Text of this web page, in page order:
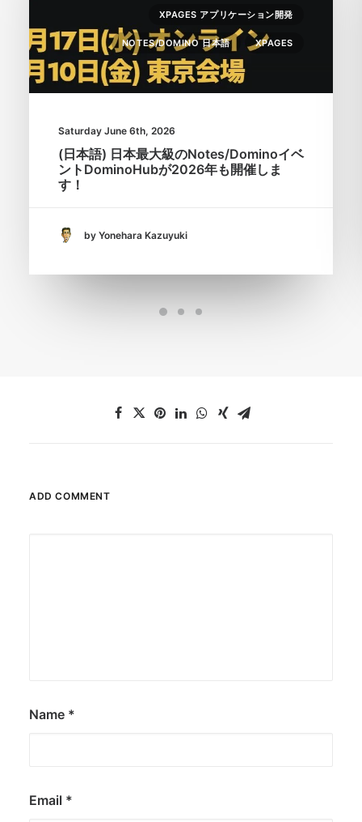
XPAGES アプリケーション開発
NOTES/DOMINO 日本語 XPAGES
Saturday June 6th, 2026
(日本語) 日本最大級のNotes/Dominoイベ
ントDominoHubが2026年も開催しま
す！
by Yonehara Kazuyuki
ADD COMMENT
Name *
Email *